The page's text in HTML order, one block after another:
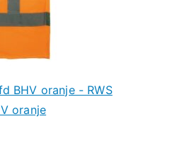
BHV oranje - RWS
oranje